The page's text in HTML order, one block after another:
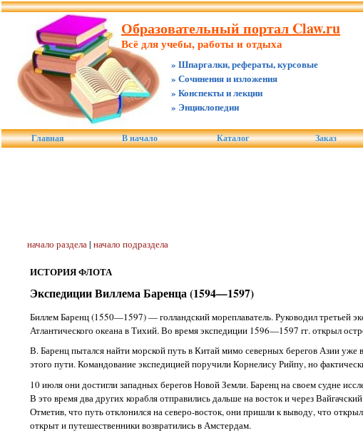
Образовательный портал Claw.ru
Всё для учебы, работы и отдыха
» Шпаргалки, рефераты, курсовые
» Сочинения и изложения
» Конспекты и лекции
» Энциклопедии
Главная В начало Каталог Заказ
начало раздела| начало подраздела
ИСТОРИЯ ФЛОТА
Экспедиции Виллема Баренца (1594—1597)
Биллем Баренц (1550—1597) — голландский мореплаватель. Руководил третьей
Атлантического океана в Тихий. Во время экспедиции 1596—1597 гг. открыл
В. Баренц пытался найти морской путь в Китай мимо северных берегов Азии
этого пути. Командование экспедицией поручили Корнелису Рийпу, но
10 июля они достигли западных берегов Новой Земли. Баренц на своем судне
В это время два других корабля отправились дальше на восток и через
Отметив, что путь отклонился на северо-восток, они пришли к выводу, что
открыт и путешественники возвратились в Амстердам.